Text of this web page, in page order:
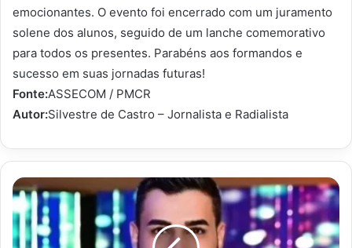
emocionantes. O evento foi encerrado com um juramento
solene dos alunos, seguido de um lanche comemorativo
para todos os presentes. Parabéns aos formandos e
sucesso em suas jornadas futuras!
Fonte:ASSECOM / PMCR
Autor:Silvestre de Castro – Jornalista e Radialista